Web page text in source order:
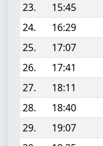
23.
15:45
24.
16:29
25.
17:07
26.
17:41
27.
18:11
28.
18:40
29.
19:07